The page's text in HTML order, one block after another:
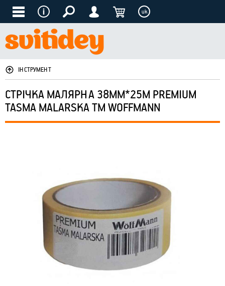
uk
ІНСТРУМЕНТ
СТРІЧКА МАЛЯРНА 38ММ*25М PREMIUM
TASMA MALARSKA ТМ WOFFMANN